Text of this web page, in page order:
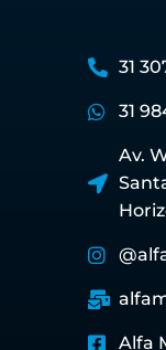
31
31
Av.
Alfa